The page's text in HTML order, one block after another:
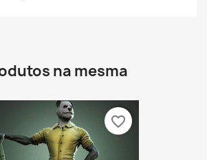
na mesma
favorite_border